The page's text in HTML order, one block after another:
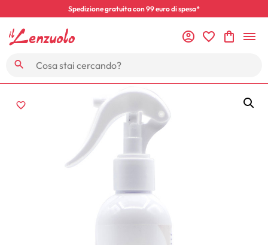
Spedizione gratuita con 99 euro di spesa*